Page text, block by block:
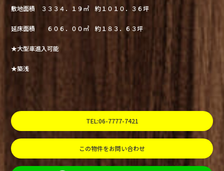
敷地面積 ３３３４．１９㎡ 約１０１０．３６坪
延床面積 ６０６．００㎡ 約１８３．６３坪
★大型車進入可能
★築浅
TEL:06-7777-7421
この物件をお問い合わせ